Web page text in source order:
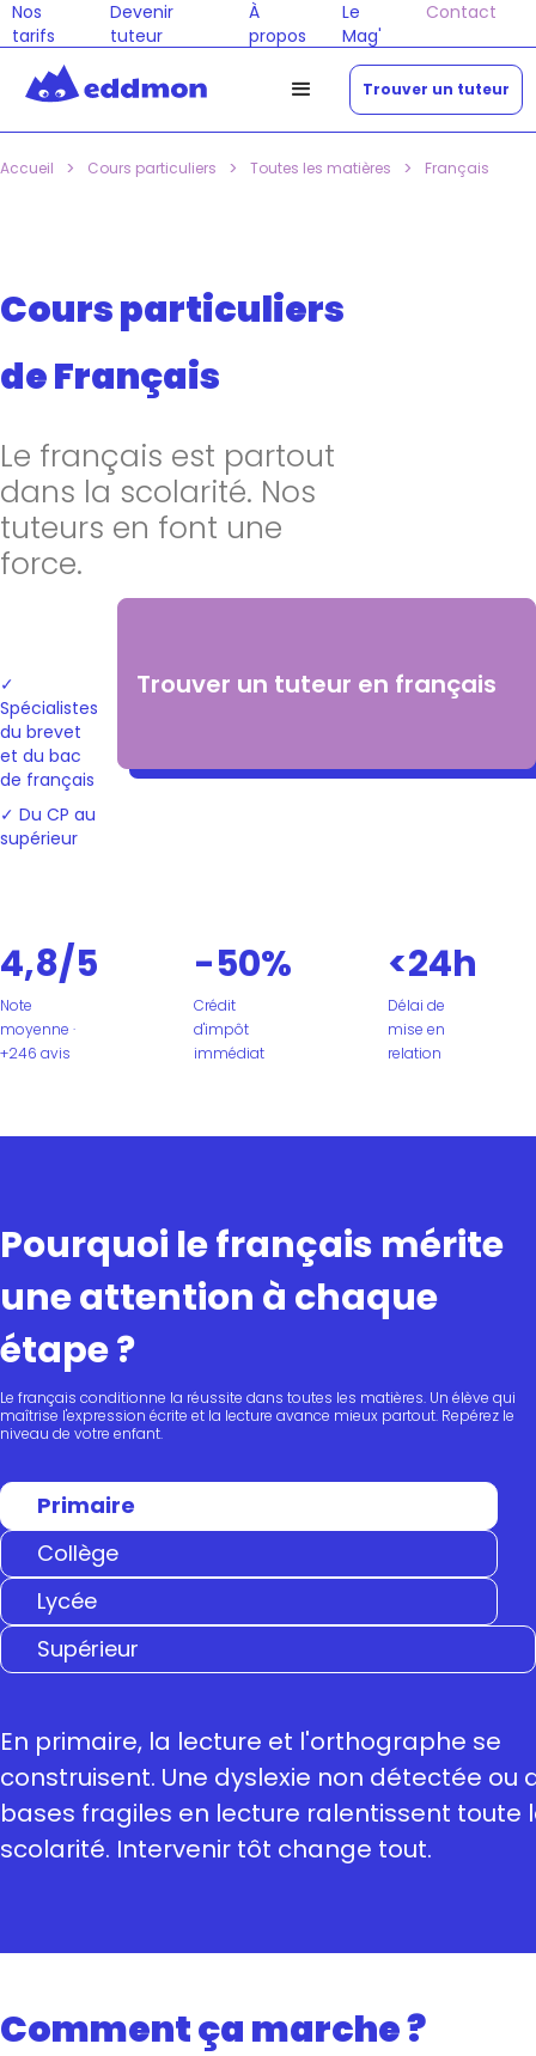
Nos
tarifs
Devenir
tuteur
À
propos
Le
Mag'
Contact
Trouver un tuteur
Accueil > Cours particuliers > Toutes les matières > Français
Cours particuliers
de Français
Le français est partout
dans la scolarité. Nos
tuteurs en font une
force.
✓
Spécialistes
du brevet
et du bac
de français
✓ Du CP au
supérieur
Trouver un tuteur en français
4,8/5
Note
moyenne ·
+246 avis
-50%
Crédit
d'impôt
immédiat
<24h
Délai de
mise en
relation
Pourquoi le français mérite
une attention à chaque
étape ?
Le français conditionne la réussite dans toutes les matières. Un élève qui
maîtrise l'expression écrite et la lecture avance mieux partout. Repérez le
niveau de votre enfant.
Primaire
Collège
Lycée
Supérieur
En primaire, la lecture et l'orthographe se
construisent. Une dyslexie non détectée ou
bases fragiles en lecture ralentissent toute
scolarité. Intervenir tôt change tout.
Comment ça marche ?